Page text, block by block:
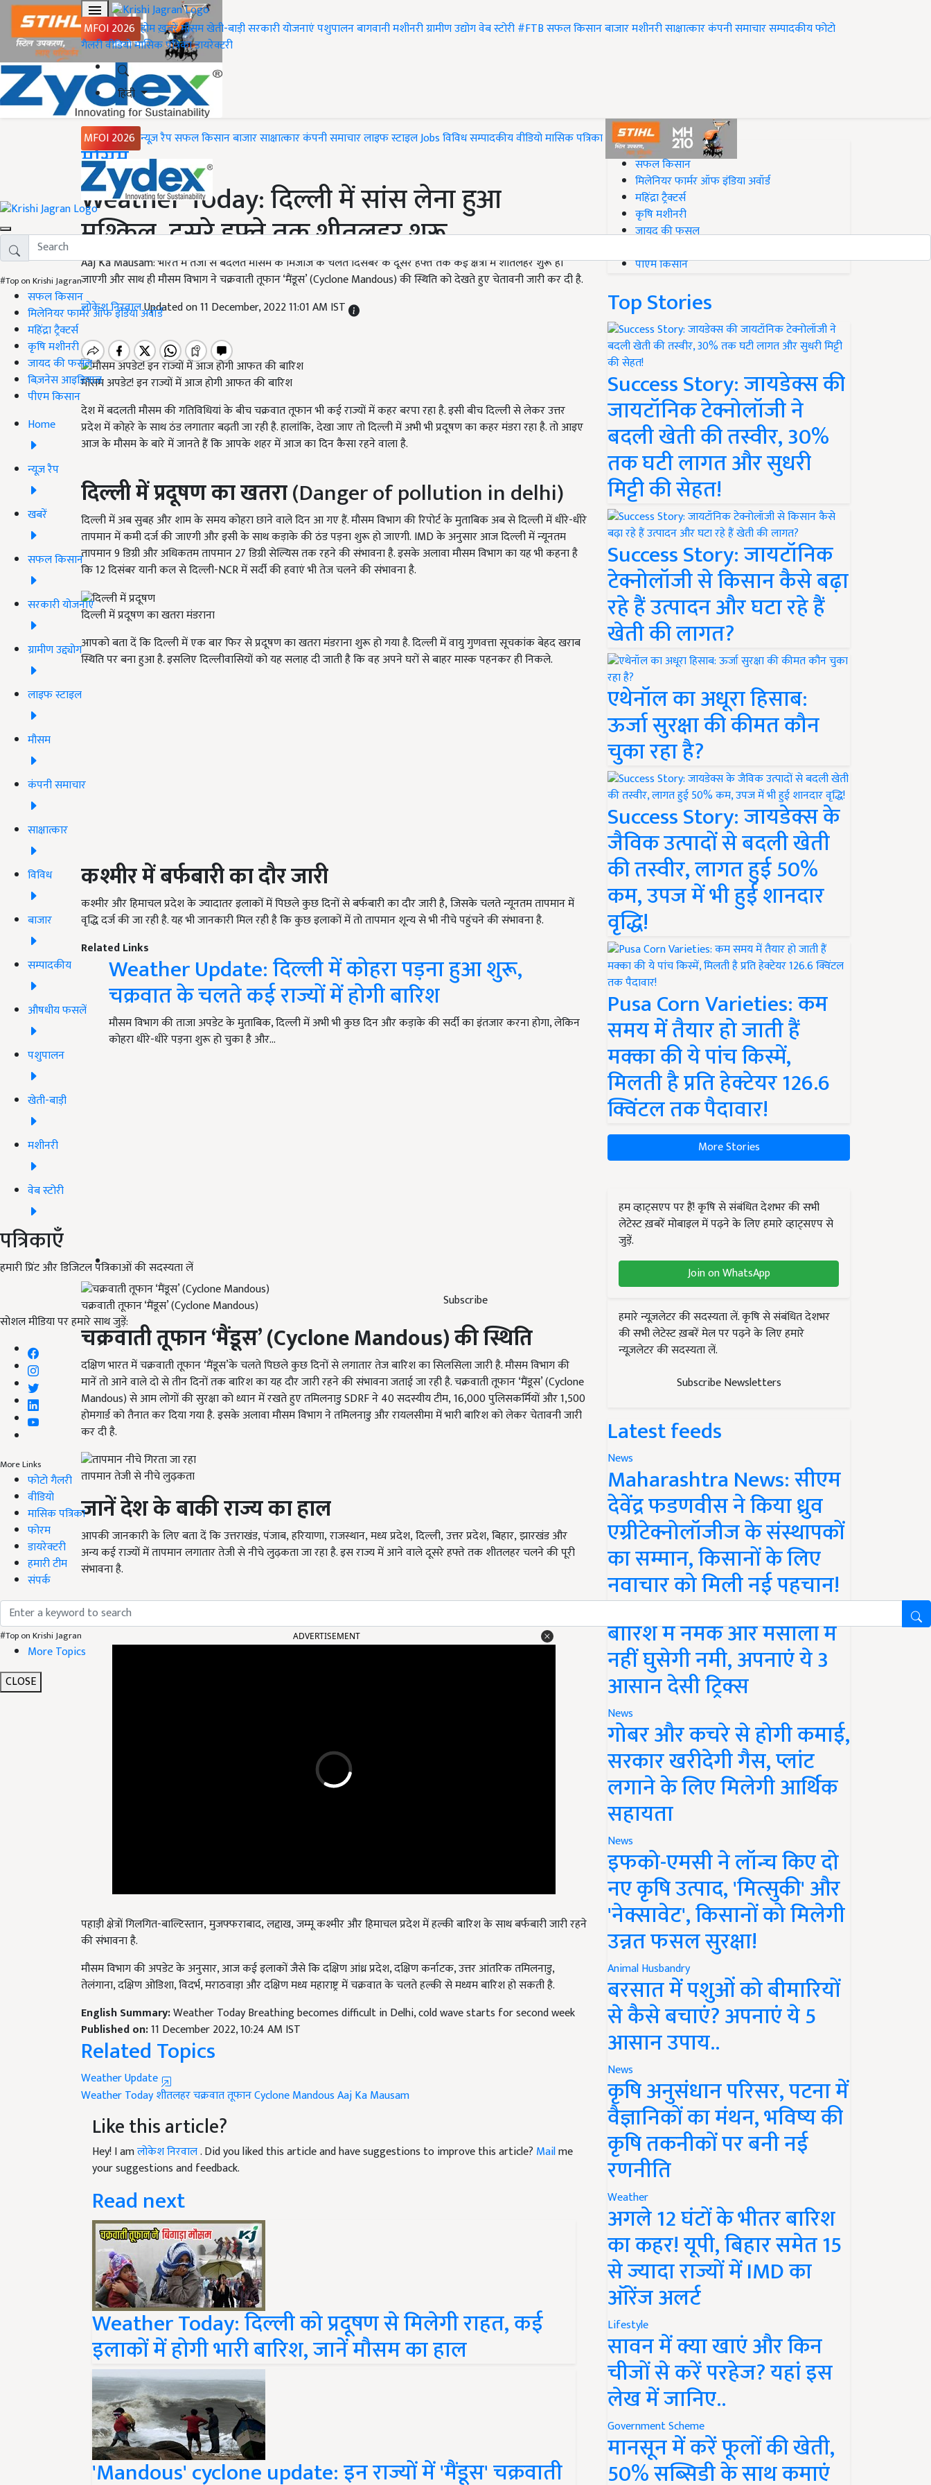
MFOI 2026 होमख़बरेंमौसमखेती-बाड़ीसरकारी योजनाएंपशुपालनबागवानीमशीनरीग्रामीण उद्योगवेब स्टोरी#FTBसफल किसानबाजारमशीनरीसाक्षात्कारकंपनी समाचारसम्पादकीयफोटो
गैलरीवीडियोमासिक पत्रिकाडायरेक्टरी
हिंदी
MFOI 2026 न्यूज़ रैपसफल किसानबाजारसाक्षात्कारकंपनी समाचारलाइफ स्टाइलJobsविविधसम्पादकीयवीडियोमासिक पत्रिका
#Top on Krishi Jagran
सफल किसान
मिलेनियर फार्मर ऑफ इंडिया अवॉर्ड
महिंद्रा ट्रैक्टर्स
कृषि मशीनरी
जायद की फसल
बिज़नेस आइडियाज
पीएम किसान
Home
न्यूज़ रैप
खबरें
सफल किसान
सरकारी योजनाएं
ग्रामीण उद्द्योग
लाइफ स्टाइल
मौसम
कंपनी समाचार
साक्षात्कार
विविध
बाजार
सम्पादकीय
औषधीय फसलें
पशुपालन
खेती-बाड़ी
मशीनरी
वेब स्टोरी
पत्रिकाएँ
हमारी प्रिंट और डिजिटल पत्रिकाओं की सदस्यता लें
Subscribe
सोशल मीडिया पर हमारे साथ जुड़ें:
More Links
फोटो गैलरी
वीडियो
मासिक पत्रिका
फोरम
डायरेक्टरी
हमारी टीम
संपर्क
#Top on Krishi Jagran
More Topics
CLOSE
Home
मौसम
Weather Today: दिल्ली में सांस लेना हुआ
मुश्किल, दूसरे हफ्ते तक शीतलहर शुरू
Aaj Ka Mausam: भारत में तेजी से बदलते मौसम के मिजाज के चलते दिसंबर के दूसरे हफ्ते तक कई क्षेत्रों में शीतलहर शुरू हो
जाएगी और साथ ही मौसम विभाग ने चक्रवाती तूफान ‘मैंडूस’ (Cyclone Mandous) की स्थिति को देखते हुए चेतावनी जारी कर दी है.
लोकेश निरवालUpdated on 11 December, 2022 11:01 AM IST
मौसम अपडेट! इन राज्यों में आज होगी आफत की बारिश
देश में बदलती मौसम की गतिविधियां के बीच चक्रवात तूफान भी कई राज्यों में कहर बरपा रहा है. इसी बीच दिल्ली से लेकर उत्तर
प्रदेश में कोहरे के साथ ठंड लगातार बढ़ती जा रही है. हालांकि, देखा जाए तो दिल्ली में अभी भी प्रदूषण का कहर मंडरा रहा है. तो आइए
आज के मौसम के बारे में जानते हैं कि आपके शहर में आज का दिन कैसा रहने वाला है.
दिल्ली में प्रदूषण का खतरा(Danger of pollution in delhi)
दिल्ली में अब सुबह और शाम के समय कोहरा छाने वाले दिन आ गए हैं. मौसम विभाग की रिपोर्ट के मुताबिक अब से दिल्ली में धीरे-धीरे
तापमान में कमी दर्ज की जाएगी और इसी के साथ कड़ाके की ठंड पड़ना शुरू हो जाएगी. IMD के अनुसार आज दिल्ली में न्यूनतम
तापमान 9डिग्री और अधिकतम तापमान27डिग्री सेल्यिस तक रहने की संभावना है. इसके अलावा मौसम विभाग का यह भी कहना है
कि12दिसंबर यानी कल से दिल्ली-NCR में सर्दी की हवाएं भी तेज चलने की संभावना है.
दिल्ली में प्रदूषण का खतरा मंडराना
आपको बता दें कि दिल्ली में एक बार फिर से प्रदूषण का खतरा मंडराना शुरू हो गया है. दिल्ली में वायु गुणवत्ता सूचकांक बेहद खराब
स्थिति पर बना हुआ है. इसलिए दिल्लीवासियों को यह सलाह दी जाती है कि वह अपने घरों से बाहर मास्क पहनकर ही निकले.
कश्मीर में बर्फबारी का दौर जारी
कश्मीर और हिमाचल प्रदेश के ज्यादातर इलाकों में पिछले कुछ दिनों से बर्फबारी का दौर जारी है, जिसके चलते न्यूनतम तापमान में
वृद्धि दर्ज की जा रही है. यह भी जानकारी मिल रही है कि कुछ इलाकों में तो तापमान शून्य से भी नीचे पहुंचने की संभावना है.
Related Links
Weather Update: दिल्ली में कोहरा पड़ना हुआ शुरू,
चक्रवात के चलते कई राज्यों में होगी बारिश
मौसम विभाग की ताजा अपडेट के मुताबिक, दिल्ली में अभी भी कुछ दिन और कड़ाके की सर्दी का इंतजार करना होगा, लेकिन
कोहरा धीरे-धीरे पड़ना शुरू हो चुका है और…
चक्रवाती तूफान ‘मैंडूस’ (Cyclone Mandous)
चक्रवाती तूफान‘मैंडूस’ (Cyclone Mandous)की स्थिति
दक्षिण भारत में चक्रवाती तूफान ‘मैंडूस’के चलते पिछले कुछ दिनों से लगातार तेज बारिश का सिलसिला जारी है. मौसम विभाग की
मानें तो आने वाले दो से तीन दिनों तक बारिश का यह दौर जारी रहने की संभावना जताई जा रही है. चक्रवाती तूफान ‘मैंडूस’ (Cyclone
Mandous) से आम लोगों की सुरक्षा को ध्यान में रखते हुए तमिलनाडु SDRF ने 40सदस्यीय टीम, 16,000पुलिसकर्मियों और1,500
होमगार्ड को तैनात कर दिया गया है.इसके अलावा मौसम विभाग ने तमिलनाडु और रायलसीमा में भारी बारिश को लेकर चेतावनी जारी
कर दी है.
तापमान तेजी से नीचे लुढ़कता
जानें देश के बाकी राज्य का हाल
आपकी जानकारी के लिए बता दें कि उत्तराखंड, पंजाब, हरियाणा, राजस्थान, मध्य प्रदेश, दिल्ली, उत्तर प्रदेश, बिहार, झारखंड और
अन्य कई राज्यों में तापमान लगातार तेजी से नीचे लुढ़कता जा रहा है. इस राज्य में आने वाले दूसरे हफ्ते तक शीतलहर चलने की पूरी
संभावना है.
की संभावना है.
तेलंगाना,दक्षिण ओडिशा,विदर्भ,मराठवाड़ा और दक्षिण मध्य महाराष्ट्र में चक्रवात के चलते हल्की से मध्यम बारिश हो सकती है.
English Summary: Weather Today Breathing becomes difficult in Delhi, cold wave starts for second week
Published on:11 December 2022, 10:24 AM IST
Related Topics
Weather Update
Weather Todayशीतलहर
Like this article?
Hey! I amलोकेश निरवाल. Did you liked this article and have suggestions to improve this article?
your suggestions and feedback.
Read next
Weather Today: दिल्ली को प्रदूषण से मिलेगी राहत, कई
इलाकों में होगी भारी बारिश, जानें मौसम का हाल
'Mandous' cyclone update: इन राज्यों में 'मैंडूस' चक्रवाती
#Top on Krishi Jagran
सफल किसान
मिलेनियर फार्मर ऑफ इंडिया अवॉर्ड
महिंद्रा ट्रैक्टर्स
कृषि मशीनरी
जायद की फसल
पीएम किसान
Top Stories
Success Story: जायडेक्स की
जायटॉनिक टेक्नोलॉजी ने
बदली खेती की तस्वीर, 30%
तक घटी लागत और सुधरी
मिट्टी की सेहत!
Success Story: जायटॉनिक
टेक्नोलॉजी से किसान कैसे बढ़ा
रहे हैं उत्पादन और घटा रहे हैं
खेती की लागत?
एथेनॉल का अधूरा हिसाब:
ऊर्जा सुरक्षा की कीमत कौन
चुका रहा है?
Success Story: जायडेक्स के
जैविक उत्पादों से बदली खेती
की तस्वीर, लागत हुई 50%
कम, उपज में भी हुई शानदार
वृद्धि!
Pusa Corn Varieties: कम
समय में तैयार हो जाती हैं
मक्का की ये पांच किस्में,
मिलती है प्रति हेक्टेयर 126.6
क्विंटल तक पैदावार!
More Stories
हम व्हाट्सएप पर हैं! कृषि से संबंधित देशभर की सभी
लेटेस्ट ख़बरें मोबाइल में पढ़ने के लिए हमारे व्हाट्सएप से
जुड़ें.
Join on WhatsApp
हमारे न्यूज़लेटर की सदस्यता लें. कृषि से संबंधित देशभर
की सभी लेटेस्ट ख़बरें मेल पर पढ़ने के लिए हमारे
न्यूज़लेटर की सदस्यता लें.
Subscribe Newsletters
Latest feeds
News
Maharashtra News: सीएम
देवेंद्र फडणवीस ने किया ध्रुव
एग्रीटेक्नोलॉजीज के संस्थापकों
का सम्मान, किसानों के लिए
नवाचार को मिली नई पहचान!
बारिश में नमक और मसालों में
नहीं घुसेगी नमी, अपनाएं ये 3
आसान देसी ट्रिक्स
News
गोबर और कचरे से होगी कमाई,
सरकार खरीदेगी गैस, प्लांट
लगाने के लिए मिलेगी आर्थिक
सहायता
News
इफको-एमसी ने लॉन्च किए दो
नए कृषि उत्पाद, 'मित्सुकी' और
'नेक्सावेट', किसानों को मिलेगी
उन्नत फसल सुरक्षा!
Animal Husbandry
बरसात में पशुओं को बीमारियों
से कैसे बचाएं? अपनाएं ये 5
आसान उपाय..
News
कृषि अनुसंधान परिसर, पटना में
वैज्ञानिकों का मंथन, भविष्य की
कृषि तकनीकों पर बनी नई
रणनीति
Weather
अगले 12 घंटों के भीतर बारिश
का कहर! यूपी, बिहार समेत 15
से ज्यादा राज्यों में IMD का
ऑरेंज अलर्ट
Lifestyle
सावन में क्या खाएं और किन
चीजों से करें परहेज? यहां इस
लेख में जानिए..
Government Scheme
मानसून में करें फूलों की खेती,
50% सब्सिडी के साथ कमाएं